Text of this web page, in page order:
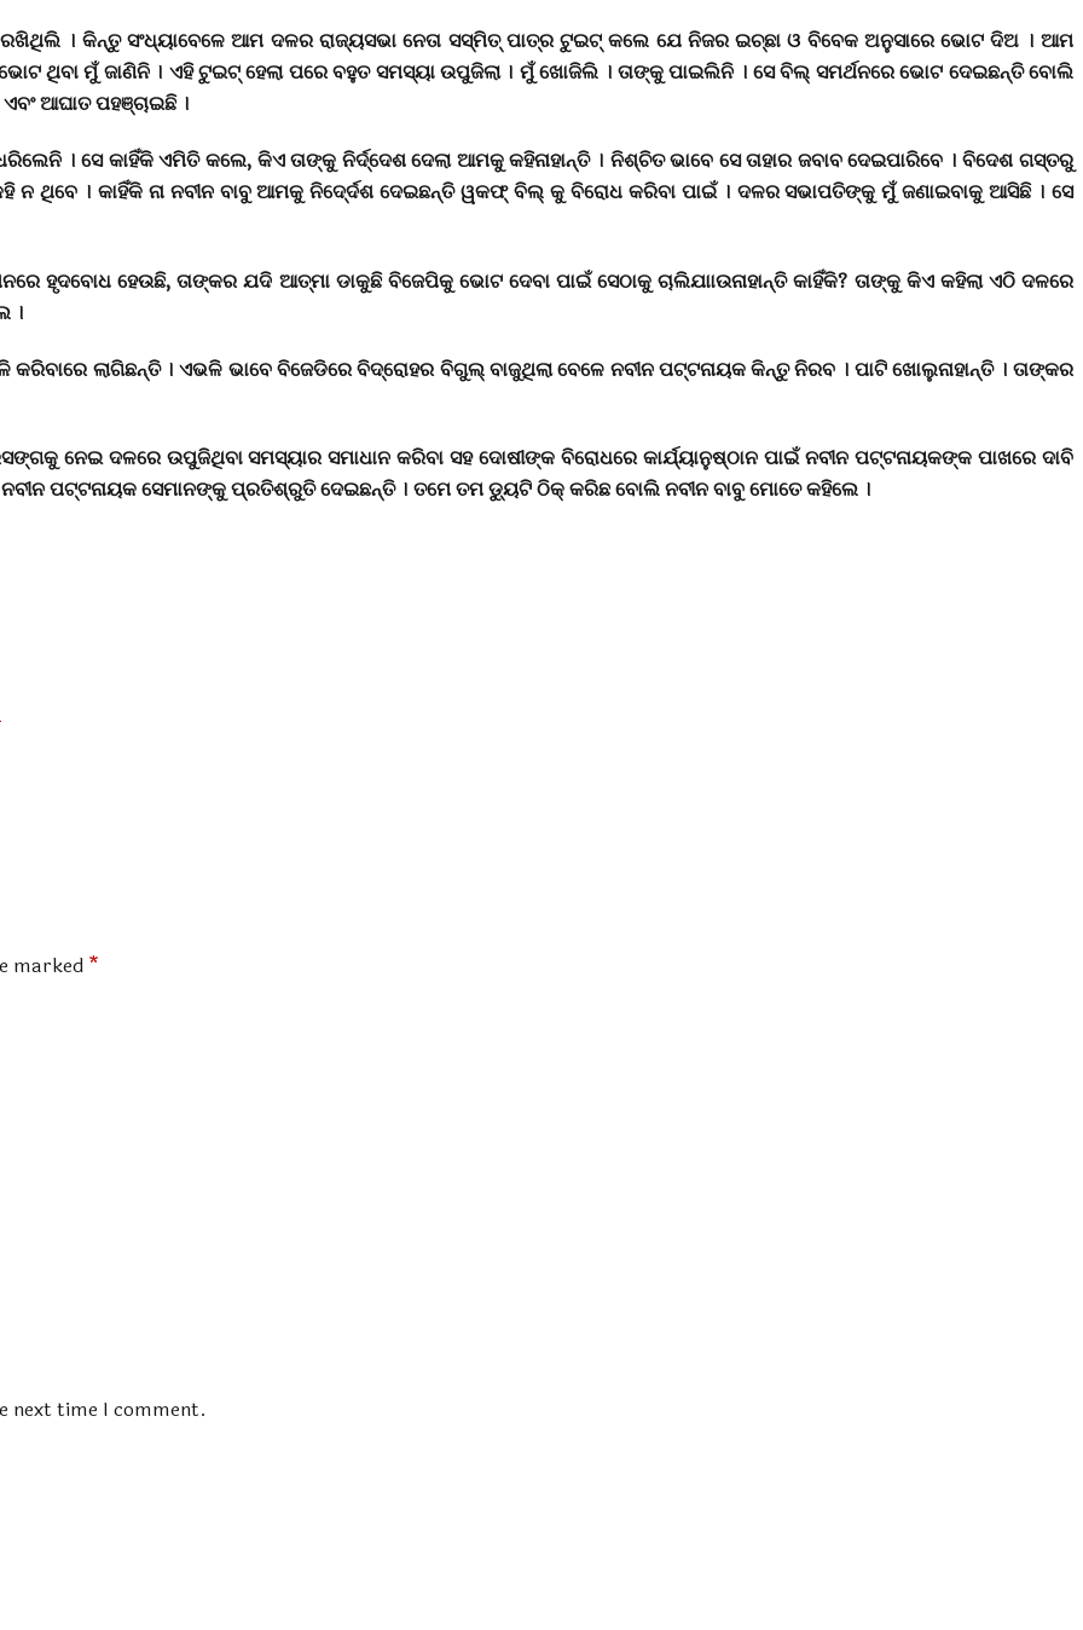
। କିନ୍ତୁ ସଂଧ୍ୟାବେଳେ ଆମ ଦଳର ରାଜ୍ୟସଭା ନେତା ସସ୍ମିତ୍ ପାତ୍ର ଟୁଇଟ୍ କଲେ ଯେ ନିଜର ଇଚ୍ଛା ଓ ବିବେକ ଅନୁସାରେ ଭୋଟ ଦିଅ । ଆମ
ଥିବା ମୁଁ ଜାଣିନି । ଏହି ଟୁଇଟ୍ ହେଲା ପରେ ବହୁତ ସମସ୍ୟା ଉପୁଜିଲା । ମୁଁ ଖୋଜିଲି । ତାଙ୍କୁ ପାଇଲିନି । ସେ ବିଲ୍ ସମର୍ଥନରେ ଭୋଟ ଦେଇଛନ୍ତି ବୋଲି
ଆଘାତ ପହଞ୍ଚାଇଛି ।
। ସେ କାହିଁକି ଏମିତି କଲେ, କିଏ ତାଙ୍କୁ ନିର୍ଦ୍ଦେଶ ଦେଲା ଆମକୁ କହିନାହାନ୍ତି । ନିଶ୍ଚିତ ଭାବେ ସେ ତାହାର ଜବାବ ଦେଇପାରିବେ । ବିଦେଶ ଗସ୍ତରୁ
ଥିବେ । କାହିଁକି ନା ନବୀନ ବାବୁ ଆମକୁ ନିଦେ୍ର୍ଦଶ ଦେଇଛନ୍ତି ୱକଫ୍ ବିଲ୍ କୁ ବିରୋଧ କରିବା ପାଇଁ । ଦଳର ସଭାପତିଙ୍କୁ ମୁଁ ଜଣାଇବାକୁ ଆସିଛି । ସେ
ହୃଦବୋଧ ହେଉଛି, ତାଙ୍କର ଯଦି ଆତ୍ମା ଡାକୁଛି ବିଜେପିକୁ ଭୋଟ ଦେବା ପାଇଁ ସେଠାକୁ ଚାଲିଯାାଉନାହାନ୍ତି କାହିଁକି? ତାଙ୍କୁ କିଏ କହିଲା ଏଠି ଦଳରେ
।
ଲାଗିଛନ୍ତି । ଏଭଳି ଭାବେ ବିଜେଡିରେ ବିଦ୍ରୋହର ବିଗୁଲ୍ ବାଜୁଥିଲା ବେଳେ ନବୀନ ପଟ୍ଟନାୟକ କିନ୍ତୁ ନିରବ । ପାଟି ଖୋଲୁନାହାନ୍ତି । ତାଙ୍କର
ନେଇ ଦଳରେ ଉପୁଜିଥିବା ସମସ୍ୟାର ସମାଧାନ କରିବା ସହ ଦୋଷୀଙ୍କ ବିରୋଧରେ କାର୍ଯ୍ୟାନୁଷ୍ଠାନ ପାଇଁ ନବୀନ ପଟ୍ଟନାୟକଙ୍କ ପାଖରେ ଦାବି
ପଟ୍ଟନାୟକ ସେମାନଙ୍କୁ ପ୍ରତିଶ୍ରୁତି ଦେଇଛନ୍ତି । ତମେ ତମ ଡ୍ୟୁଟି ଠିକ୍ କରିଛ ବୋଲି ନବୀନ ବାବୁ ମୋତେ କହିଲେ ।
marked*
next time I comment.